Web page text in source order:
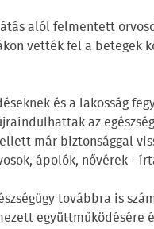
alól felmentett
vették fel a betegek
és a lakosság
az
már biztonsággal
ápolók, nővérek -
továbbra is
együttműködésére